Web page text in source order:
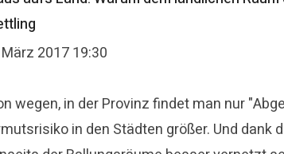
2017 19:30
wegen, in der Provinz findet man nur
in den Städten größer. Und dank